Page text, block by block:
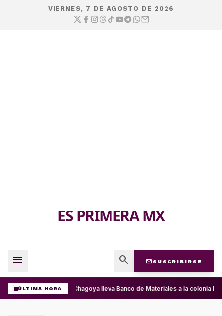
VIERNES, 7 DE AGOSTO DE 2026
ES PRIMERA MX
menu search mail SUSCRIBIRSE
ÚLTIMA HORARay Chagoya lleva Banco de Materiales a la colonia